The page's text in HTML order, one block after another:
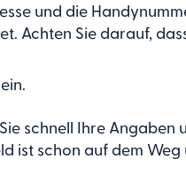
und die
Achten Sie darauf,
schnell Ihre Angaben
ist schon auf dem Weg